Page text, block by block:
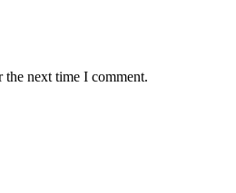
the next time I comment.